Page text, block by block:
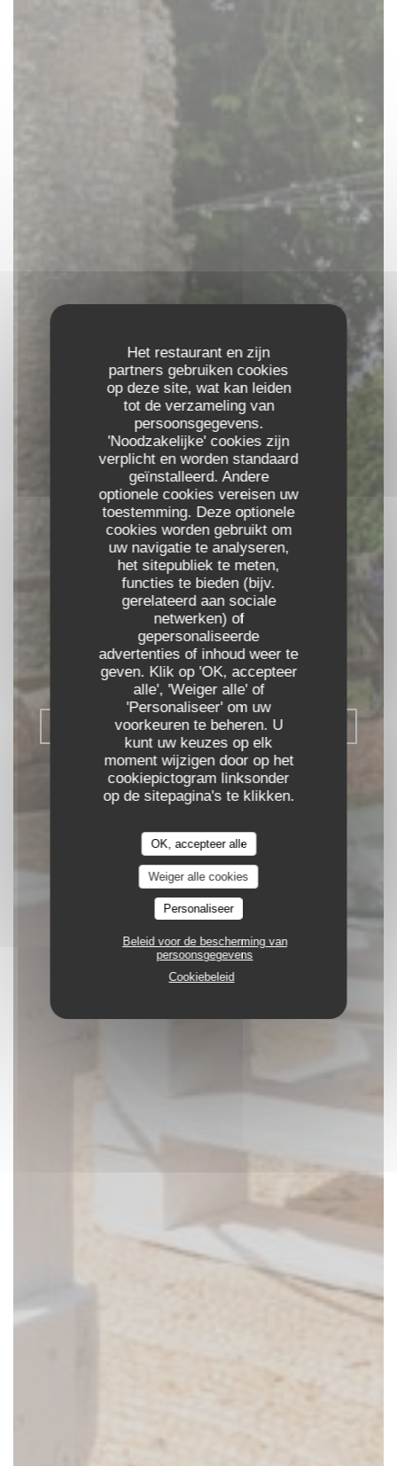
Het restaurant en zijn
partners gebruiken cookies
op deze site, wat kan leiden
tot de verzameling van
persoonsgegevens.
'Noodzakelijke' cookies zijn
verplicht en worden standaard
geïnstalleerd. Andere
optionele cookies vereisen uw
toestemming. Deze optionele
cookies worden gebruikt om
uw navigatie te analyseren,
het sitepubliek te meten,
functies te bieden (bijv.
gerelateerd aan sociale
netwerken) of
gepersonaliseerde
advertenties of inhoud weer te
geven. Klik op 'OK, accepteer
alle', 'Weiger alle' of
'Personaliseer' om uw
voorkeuren te beheren. U
kunt uw keuzes op elk
moment wijzigen door op het
cookiepictogram linksonder
op de sitepagina's te klikken.
OK, accepteer alle
Weiger alle cookies
Personaliseer
Beleid voor de bescherming van
persoonsgegevens
Cookiebeleid
L'EPHÉMÈRE
RESTAURANT BAR LOUNGE
ENGLESQUEVILLE LA PERCÉE
RESERVEER EEN TAFEL